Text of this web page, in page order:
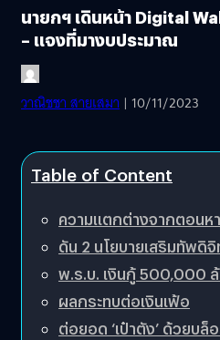
นายกฯ เดินหน้า Digital
– แจงที่มางบประมาณ
วาณิชชา สายเสมา | 10/11/2023
Table of Content
ความแตกต่างจากตอนห
ดัน 2 นโยบายเสริมทัพดิ
พ.ร.บ. เงินกู้ 500,000 ล้
ผลกระทบต่อเงินเฟ้อ
ต่อยอด ‘เป๋าตัง’ ด้วยบล็